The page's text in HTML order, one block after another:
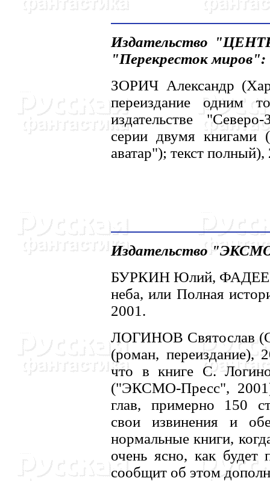
Издательство
"Перекресток миров":
ЗОРИЧ Александр
переиздание одним
издательстве
серии двумя
аватар"); текст полный),
Издательство
БУРКИH Юлий, ФАДЕЕВ
неба, или Полная
2001.
ЛОГИHОВ Святослав
(роман, переиздание),
что в книге С.
("ЭКСМО-Пресс",
глав, примерно 150
свои извинения и
нормальные книги,
очень ясно, как будет
сообщит об этом